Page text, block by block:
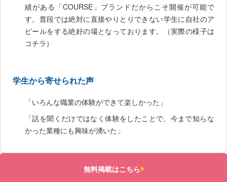
績がある「COURSE」ブランドだからこそ開催が可能で
す。普段では絶対に直接やりとりできない学生に自社のア
ピールをする絶好の場となっております。（実際の様子は
コチラ）
学生から寄せられた声
「いろんな職業の体験ができて楽しかった」
「話を聞くだけではなく体験をしたことで、今まで知らな
かった業種にも興味が湧いた」
無料掲載はこちら